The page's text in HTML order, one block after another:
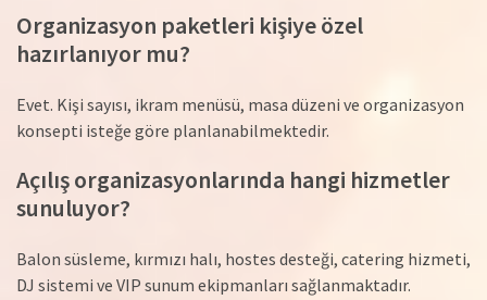
Organizasyon paketleri kişiye özel
hazırlanıyor mu?
Evet. Kişi sayısı, ikram menüsü, masa düzeni ve organizasyon
konsepti isteğe göre planlanabilmektedir.
Açılış organizasyonlarında hangi hizmetler
sunuluyor?
Balon süsleme, kırmızı halı, hostes desteği, catering hizmeti,
DJ sistemi ve VIP sunum ekipmanları sağlanmaktadır.